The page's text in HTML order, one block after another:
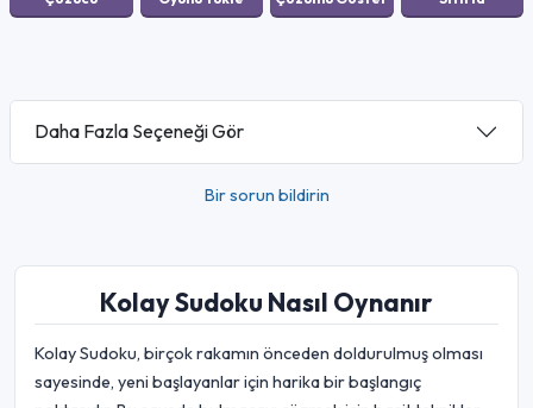
Daha Fazla Seçeneği Gör
Bir sorun bildirin
Kolay Sudoku Nasıl Oynanır
Kolay Sudoku, birçok rakamın önceden doldurulmuş olması
sayesinde, yeni başlayanlar için harika bir başlangıç